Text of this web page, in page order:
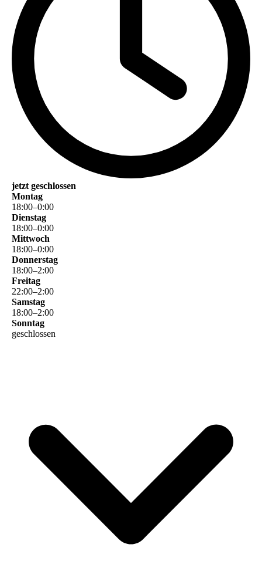
jetzt geschlossen
Montag
18:00–0:00
Dienstag
18:00–0:00
Mittwoch
18:00–0:00
Donnerstag
18:00–2:00
Freitag
22:00–2:00
Samstag
18:00–2:00
Sonntag
geschlossen